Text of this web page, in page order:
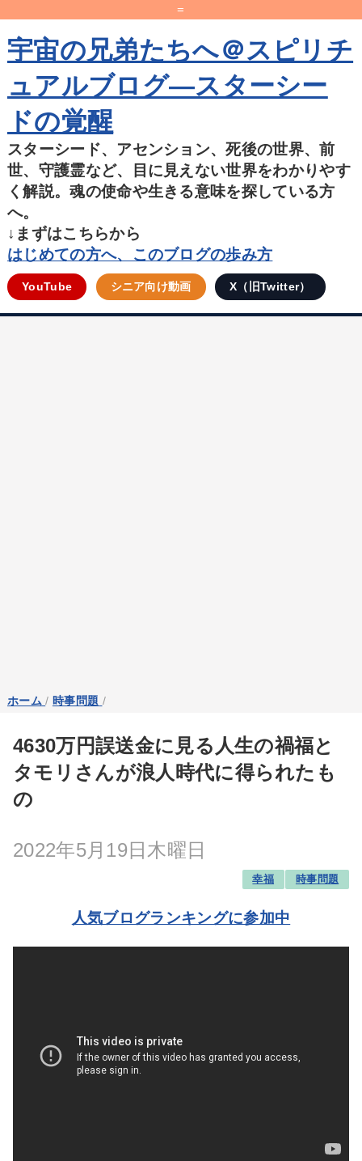
=
宇宙の兄弟たちへ＠スピリチ
ュアルブログ―スターシー
ドの覚醒
スターシード、アセンション、死後の世界、前
世、守護霊など、目に見えない世界をわかりやす
く解説。魂の使命や生きる意味を探している方
へ。
↓まずはこちらから
はじめての方へ、このブログの歩み方
YouTube シニア向け動画 X（旧Twitter）
ホーム / 時事問題 /
4630万円誤送金に見る人生の禍福と
タモリさんが浪人時代に得られたも
の
2022年5月19日木曜日
幸福 時事問題
人気ブログランキングに参加中